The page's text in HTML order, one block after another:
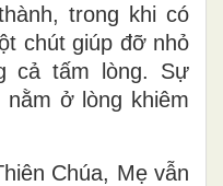
trong khi có
chút giúp đỡ nhỏ
cả tấm lòng. Sự
nằm ở lòng khiêm
Chúa, Mẹ vẫn